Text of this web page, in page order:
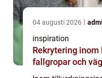
04 augusti 2026
inspiration
Rekrytering inom
fallgropar och